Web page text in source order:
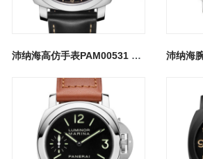
沛纳海高仿手表PAM00531 LUMINOR系列腕表